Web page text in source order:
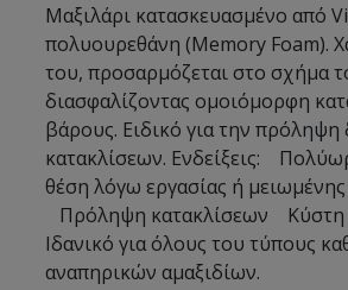
Μαξιλάρι κατασκευασμένο από
πολυουρεθάνη (Memory Foam).
του, προσαρμόζεται στο σχήμα
διασφαλίζοντας ομοιόμορφη
βάρους. Ειδικό για την πρόληψη
κατακλίσεων. Ενδείξεις:
θέση λόγω εργασίας ή μειωμένης
Πρόληψη κατακλίσεων Κύστη
Ιδανικό για όλους του τύπους
αναπηρικών αμαξιδίων.